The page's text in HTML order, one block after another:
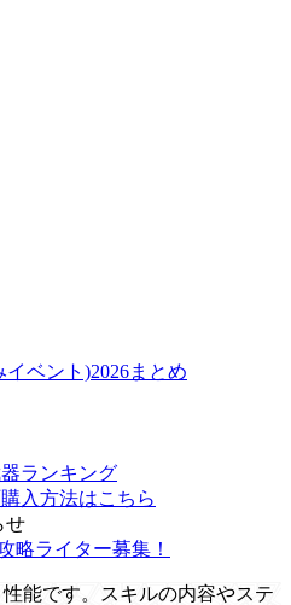
ベント)2026まとめ
ランキング
入方法はこちら
せ
略ライター募集！
能です。スキルの内容やステ